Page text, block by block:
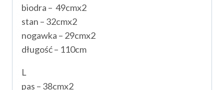
biodra – 49cmx2
stan – 32cmx2
nogawka – 29cmx2
długość – 110cm
L
pas – 38cmx2